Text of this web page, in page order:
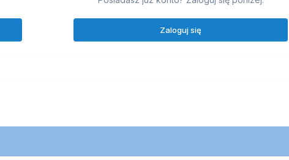
Zaloguj się